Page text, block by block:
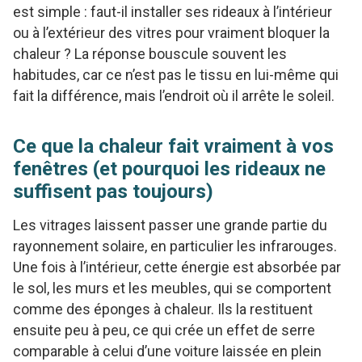
est simple : faut-il installer ses rideaux à l’intérieur
ou à l’extérieur des vitres pour vraiment bloquer la
chaleur ? La réponse bouscule souvent les
habitudes, car ce n’est pas le tissu en lui-même qui
fait la différence, mais l’endroit où il arrête le soleil.
Ce que la chaleur fait vraiment à vos
fenêtres (et pourquoi les rideaux ne
suffisent pas toujours)
Les vitrages laissent passer une grande partie du
rayonnement solaire, en particulier les infrarouges.
Une fois à l’intérieur, cette énergie est absorbée par
le sol, les murs et les meubles, qui se comportent
comme des éponges à chaleur. Ils la restituent
ensuite peu à peu, ce qui crée un effet de serre
comparable à celui d’une voiture laissée en plein